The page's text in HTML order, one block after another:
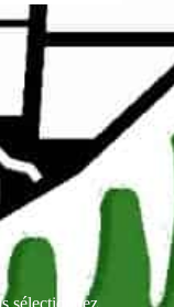
sélectionnez